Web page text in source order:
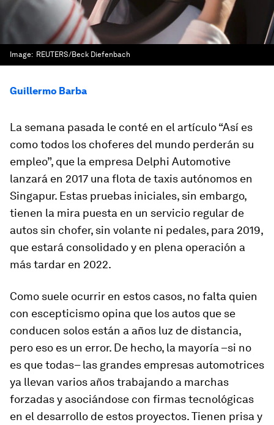
Image: REUTERS/Beck Diefenbach
Guillermo Barba
La semana pasada le conté en el artículo “Así es
como todos los choferes del mundo perderán su
empleo”, que la empresa Delphi Automotive
lanzará en 2017 una flota de taxis autónomos en
Singapur. Estas pruebas iniciales, sin embargo,
tienen la mira puesta en un servicio regular de
autos sin chofer, sin volante ni pedales, para 2019,
que estará consolidado y en plena operación a
más tardar en 2022.
Como suele ocurrir en estos casos, no falta quien
con escepticismo opina que los autos que se
conducen solos están a años luz de distancia,
pero eso es un error. De hecho, la mayoría –si no
es que todas– las grandes empresas automotrices
ya llevan varios años trabajando a marchas
forzadas y asociándose con firmas tecnológicas
en el desarrollo de estos proyectos. Tienen prisa y